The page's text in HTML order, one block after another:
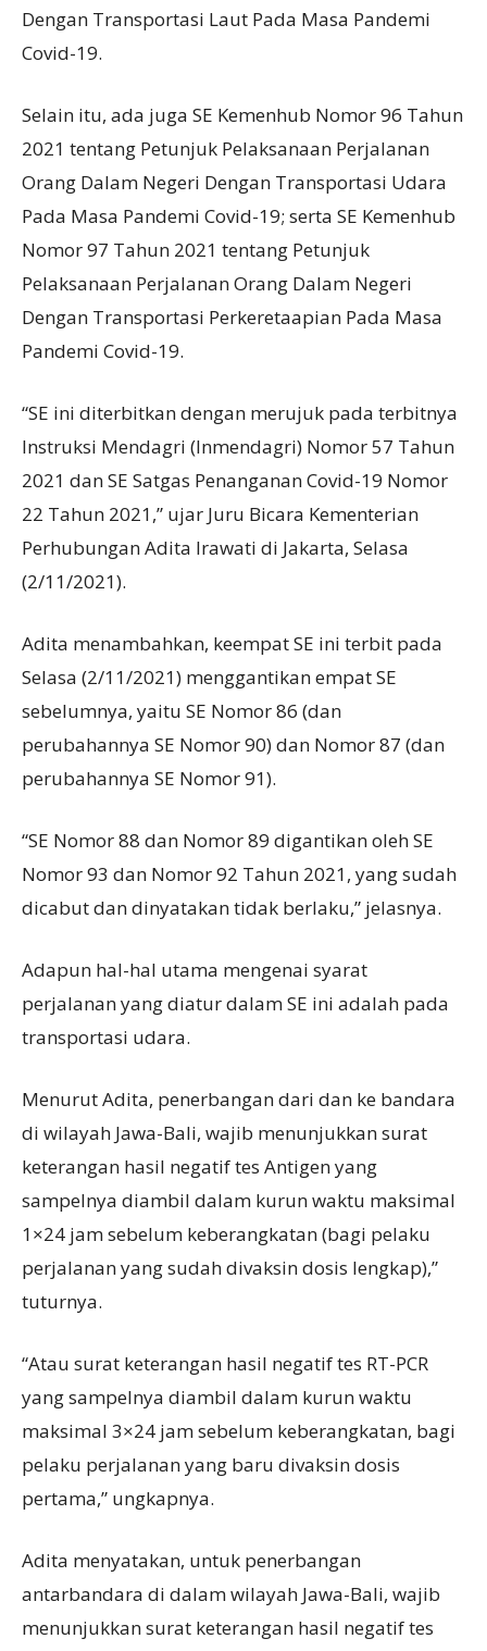
Dengan Transportasi Laut Pada Masa Pandemi
Covid-19.
Selain itu, ada juga SE Kemenhub Nomor 96 Tahun
2021 tentang Petunjuk Pelaksanaan Perjalanan
Orang Dalam Negeri Dengan Transportasi Udara
Pada Masa Pandemi Covid-19; serta SE Kemenhub
Nomor 97 Tahun 2021 tentang Petunjuk
Pelaksanaan Perjalanan Orang Dalam Negeri
Dengan Transportasi Perkeretaapian Pada Masa
Pandemi Covid-19.
“SE ini diterbitkan dengan merujuk pada terbitnya
Instruksi Mendagri (Inmendagri) Nomor 57 Tahun
2021 dan SE Satgas Penanganan Covid-19 Nomor
22 Tahun 2021,” ujar Juru Bicara Kementerian
Perhubungan Adita Irawati di Jakarta, Selasa
(2/11/2021).
Adita menambahkan, keempat SE ini terbit pada
Selasa (2/11/2021) menggantikan empat SE
sebelumnya, yaitu SE Nomor 86 (dan
perubahannya SE Nomor 90) dan Nomor 87 (dan
perubahannya SE Nomor 91).
“SE Nomor 88 dan Nomor 89 digantikan oleh SE
Nomor 93 dan Nomor 92 Tahun 2021, yang sudah
dicabut dan dinyatakan tidak berlaku,” jelasnya.
Adapun hal-hal utama mengenai syarat
perjalanan yang diatur dalam SE ini adalah pada
transportasi udara.
Menurut Adita, penerbangan dari dan ke bandara
di wilayah Jawa-Bali, wajib menunjukkan surat
keterangan hasil negatif tes Antigen yang
sampelnya diambil dalam kurun waktu maksimal
1×24 jam sebelum keberangkatan (bagi pelaku
perjalanan yang sudah divaksin dosis lengkap),”
tuturnya.
“Atau surat keterangan hasil negatif tes RT-PCR
yang sampelnya diambil dalam kurun waktu
maksimal 3×24 jam sebelum keberangkatan, bagi
pelaku perjalanan yang baru divaksin dosis
pertama,” ungkapnya.
Adita menyatakan, untuk penerbangan
antarbandara di dalam wilayah Jawa-Bali, wajib
menunjukkan surat keterangan hasil negatif tes